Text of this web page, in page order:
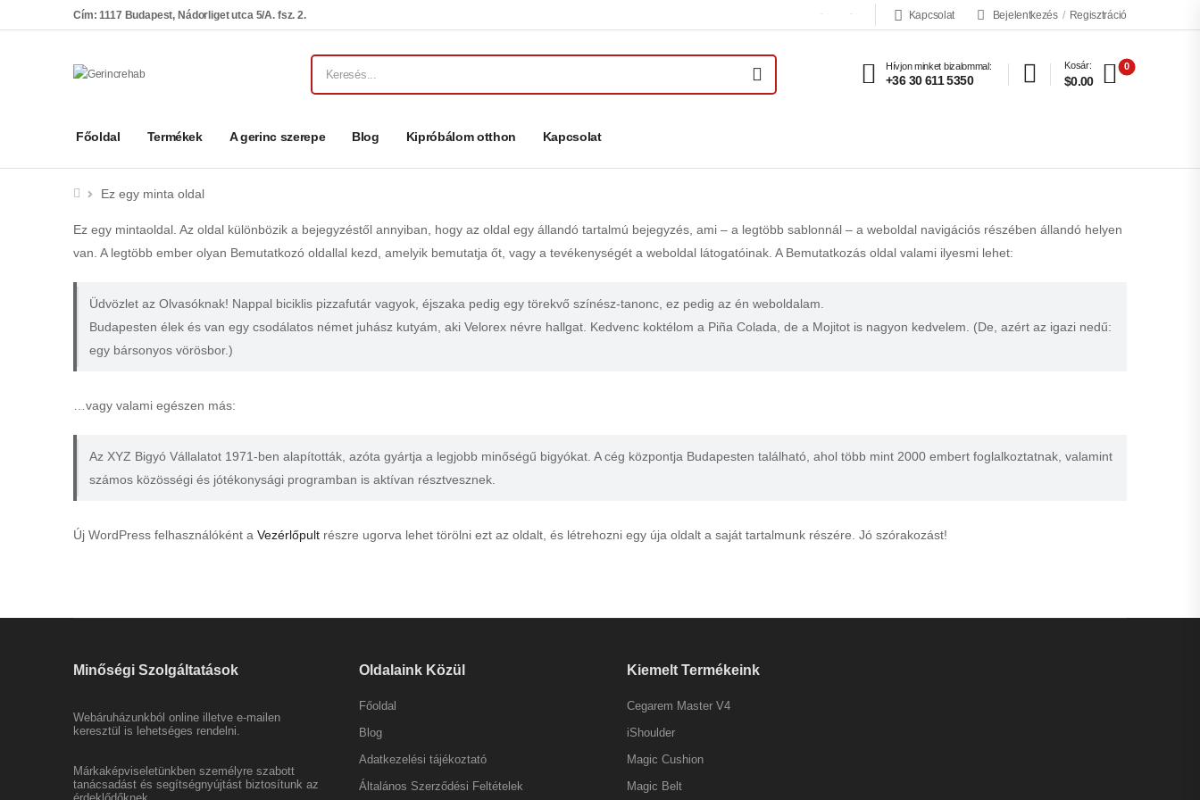
Cím: 1117 Budapest, Nádorliget utca 5/A. fsz. 2. Kapcsolat Bejelentkezés / Regisztráció
Hívjon minket bizalommal:
+36 30 611 5350
Kosár:
$0.00
0
Főoldal Termékek A gerinc szerepe Blog Kipróbálom otthon Kapcsolat
Ez egy minta oldal
Ez egy mintaoldal. Az oldal különbözik a bejegyzéstől annyiban, hogy az oldal egy állandó tartalmú bejegyzés, ami – a legtöbb sablonnál – a weboldal navigációs részében állandó helyen
van. A legtöbb ember olyan Bemutatkozó oldallal kezd, amelyik bemutatja őt, vagy a tevékenységét a weboldal látogatóinak. A Bemutatkozás oldal valami ilyesmi lehet:
Üdvözlet az Olvasóknak! Nappal biciklis pizzafutár vagyok, éjszaka pedig egy törekvő színész-tanonc, ez pedig az én weboldalam.
Budapesten élek és van egy csodálatos német juhász kutyám, aki Velorex névre hallgat. Kedvenc koktélom a Piña Colada, de a Mojitot is nagyon kedvelem. (De, azért az igazi nedű:
egy bársonyos vörösbor.)
…vagy valami egészen más:
Az XYZ Bigyó Vállalatot 1971-ben alapították, azóta gyártja a legjobb minőségű bigyókat. A cég központja Budapesten található, ahol több mint 2000 embert foglalkoztatnak, valamint
számos közösségi és jótékonysági programban is aktívan résztvesznek.
Új WordPress felhasználóként a Vezérlőpult részre ugorva lehet törölni ezt az oldalt, és létrehozni egy úja oldalt a saját tartalmunk részére. Jó szórakozást!
Minőségi Szolgáltatások
Webáruházunkból online illetve e-mailen
keresztül is lehetséges rendelni.
Márkaképviseletünkben személyre szabott
tanácsadást és segítségnyújtást biztosítunk az
Oldalaink Közül
Főoldal
Blog
Adatkezelési tájékoztató
Általános Szerződési Feltételek
Kiemelt Termékeink
Cegarem Master V4
iShoulder
Magic Cushion
Magic Belt